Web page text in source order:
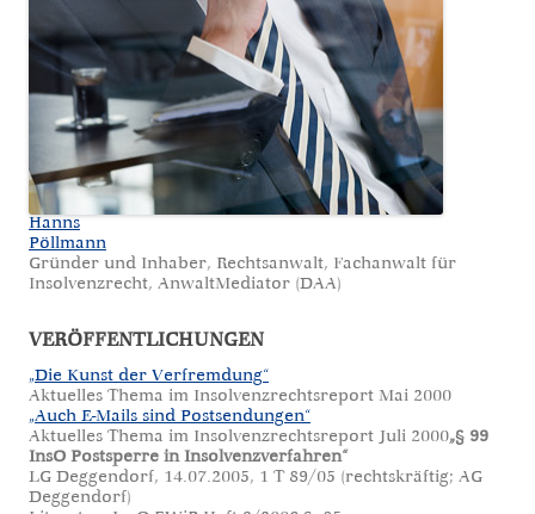
Hanns
Pöllmann
Gründer und Inhaber, Rechtsanwalt, Fachanwalt für
Insolvenzrecht, AnwaltMediator (DAA)
VERÖFFENTLICHUNGEN
„Die Kunst der Verfremdung“
Aktuelles Thema im Insolvenzrechtsreport Mai 2000
„Auch E-Mails sind Postsendungen“
Aktuelles Thema im Insolvenzrechtsreport Juli 2000„§ 99
InsO Postsperre in Insolvenzverfahren“
LG Deggendorf, 14.07.2005, 1 T 89/05 (rechtskräftig; AG
Deggendorf)